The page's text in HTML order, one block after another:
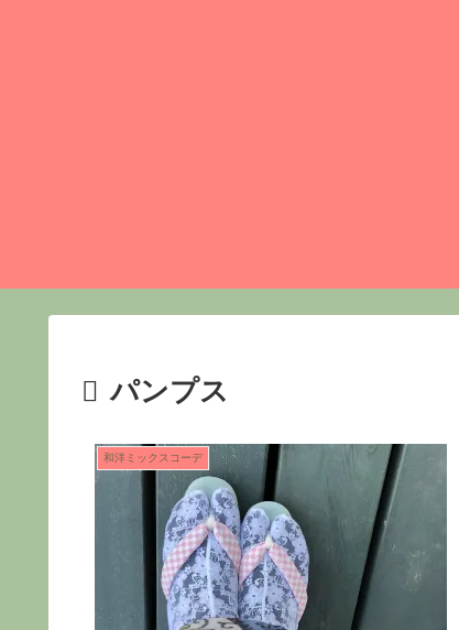
パンプス
和洋ミックスコーデ